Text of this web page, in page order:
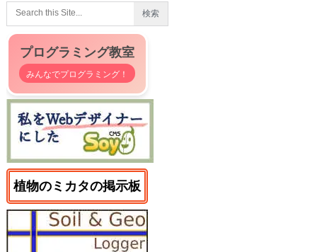
プログラミング教室
みんなでプログラミング！
植物のミカタの掲示板